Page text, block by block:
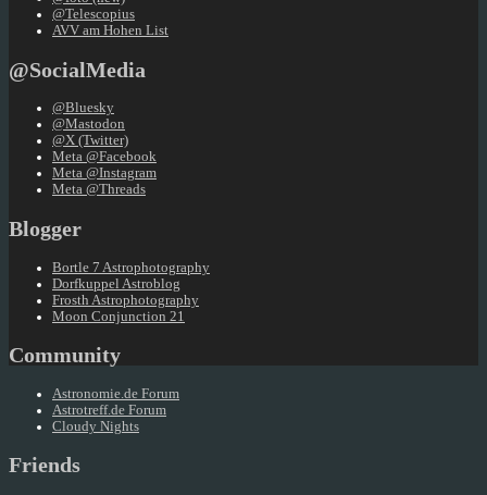
@Telescopius
AVV am Hohen List
@SocialMedia
@Bluesky
@Mastodon
@X (Twitter)
Meta @Facebook
Meta @Instagram
Meta @Threads
Blogger
Bortle 7 Astrophotography
Dorfkuppel Astroblog
Frosth Astrophotography
Moon Conjunction 21
Community
Astronomie.de Forum
Astrotreff.de Forum
Cloudy Nights
Friends